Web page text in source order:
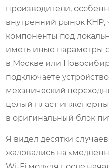
производители,
внутренний рынок КНР,
компоненты под
иметь иные параметры
в Москве или
подключаете
механический
целый пласт
в оригинальный блок
Я видел десятки
жаловались на
Wi-Fi модуля после